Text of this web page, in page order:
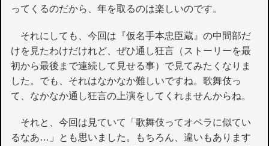
ってくるのだから、年を取るのは楽しいのです。
それにしても、今回は『仮名手本忠臣蔵』の中間部だ
けを見たわけだけれど、ぜひ通し狂言（ストーリーを最
初から最後まで連続して見せる事）で見てみたくなりま
した。でも、それはなかなか難しいですね。歌舞伎っ
て、なかなか通し狂言の上演をしてくれませんからね。
それと、今回は見ていて「歌舞伎ってオペラに似てい
るなあ…」とも思いました。もちろん、違いもあります